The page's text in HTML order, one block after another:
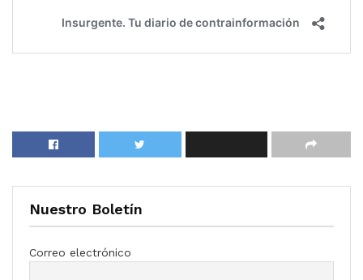
Nuestro Boletín
Correo electrónico